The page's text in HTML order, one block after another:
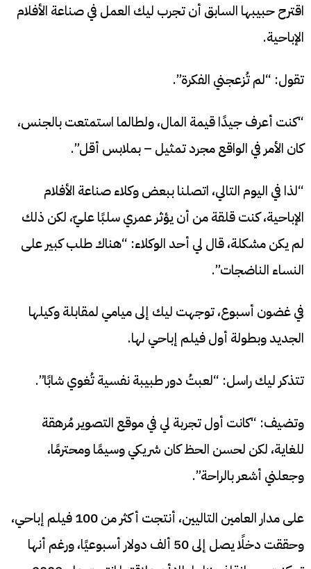
اقترح حبيبها السابق أن تجرب ليك العمل في صناعة الأفلام
الإباحية.
تقول: “لم تُزعجني الفكرة”.
“كنت أعرف جيدًا قيمة المال، ولطالما استمتعت بالجنس،
كان الأمر في الواقع مجرد تمثيل – بملابس أقل”.
“لذا في اليوم التالي، اتصلنا ببعض وكلاء صناعة الأفلام
الإباحية، كنت قلقة من أن يؤثر عمري سلبًا عليّ، لكن ذلك
لم يكن مشكلة، قال لي أحد الوكلاء: “هناك طلب كبير على
النساء الناضجات”.
في غضون أسبوع، توجهت ليك إلى ميامي لمقابلة وكيلها
الجديد وبطولة أول فيلم إباحي لها.
تتذكر ليك راسل: “لعبتُ دور طبيبة نفسية تُغوي شابًا”.
وتضيف: “كانت أول تجربة لي في موقع التصوير مُرهقة
للغاية، لكن لحسن الحظ كان شريكي وسيمًا ومحترمًا،
وجعلني أشعر بالراحة”.
على مدار العامين التاليين، أنتجت أكثر من 100 فيلم إباحي،
وحققت دخلًا يصل إلى 50 ألف دولار أسبوعيًا،
ورغم أنها